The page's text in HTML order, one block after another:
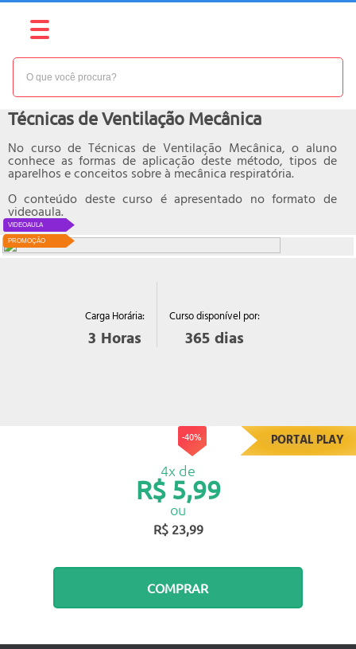
VIDEOAULA
PROMOÇÃO
Carga Horária:
3 Horas
Curso disponível por:
365 dias
NÍVEL: BÁSICO
Técnicas de Ventilação Mecânica
No curso de Técnicas de Ventilação Mecânica, o aluno
conhece as formas de aplicação deste método, tipos de
aparelhos e conceitos sobre à mecânica respiratória.
O conteúdo deste curso é apresentado no formato de
videoaula.
-40% PORTAL PLAY
R$ 23,99
4x de
R$ 5,99
ou
COMPRAR